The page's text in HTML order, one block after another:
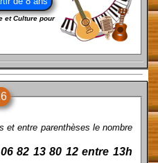
et Culture pour
et entre parenthèses le nombre
06 82 13 80 12 entre 13h